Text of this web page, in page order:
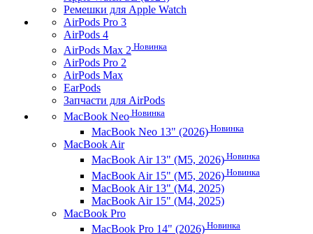
Ремешки для Apple Watch
AirPods Pro 3
AirPods 4
AirPods Max 2 Новинка
AirPods Pro 2
AirPods Max
EarPods
Запчасти для AirPods
MacBook Neo Новинка
MacBook Neo 13" (2026) Новинка
MacBook Air
MacBook Air 13" (M5, 2026) Новинка
MacBook Air 15" (M5, 2026) Новинка
MacBook Air 13" (M4, 2025)
MacBook Air 15" (M4, 2025)
MacBook Pro
MacBook Pro 14" (2026) Новинка